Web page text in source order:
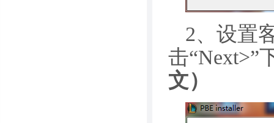
2、设置
击“Next>”
文）